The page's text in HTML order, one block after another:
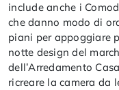
include anche i
che danno modo di
piani per appoggiare
notte design del
dell’Arredamento
ricreare la camera da